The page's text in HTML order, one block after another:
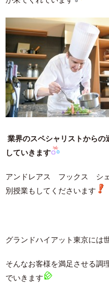
業界のスペシャリストから
していきます
アンドレアス フックス シェ
別授業もしてくださいます
グランドハイアット東京には
そんなお客様を満足させる調
でいきます